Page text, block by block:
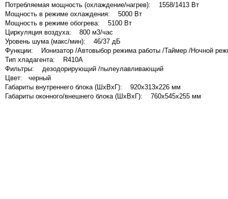
Потребляемая мощность (охлаждение/нагрев): 1558/1413 Вт
Мощность в режиме охлаждения: 5000 Вт
Мощность в режиме обогрева: 5100 Вт
Циркуляция воздуха: 800 м3/час
Уровень шума (макс/мин): 46/37 дБ
Функции: Ионизатор /Автовыбор режима работы /Таймер /Ночной
Тип хладагента: R410А
Фильтры: дезодорирующий /пылеулавливающий
Цвет: черный
Габариты внутреннего блока (ШхВхГ): 920х313х226 мм
Габариты оконного/внешнего блока (ШхВхГ): 760x545x255 мм